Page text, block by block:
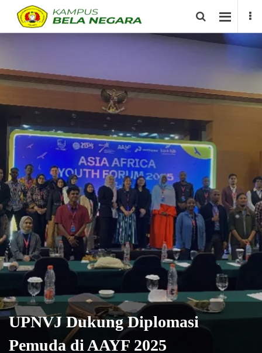
UPNVJ Dukung Diplomasi
Pemuda di AAYF 2025